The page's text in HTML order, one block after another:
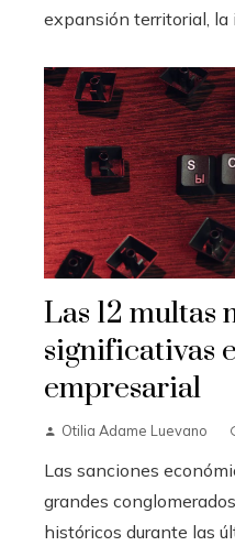
expansión territorial, la
Las 12 multas
significativas
empresarial
Otilia Adame Luevano
Las sanciones
grandes
históricos durante las